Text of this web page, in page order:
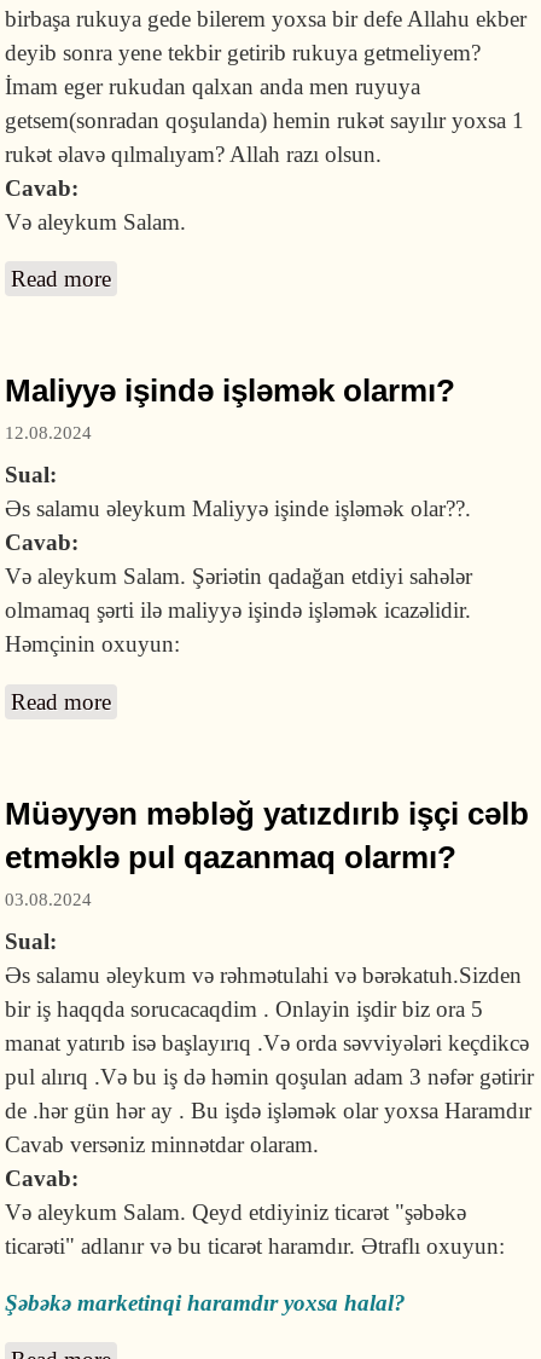
birbaşa rukuya gede bilerem yoxsa bir defe Allahu ekber
deyib sonra yene tekbir getirib rukuya getmeliyem?
İmam eger rukudan qalxan anda men ruyuya
getsem(sonradan qoşulanda) hemin rukət sayılır yoxsa 1
rukət əlavə qılmalıyam? Allah razı olsun.
Cavab:
Və aleykum Salam.
Read more
Maliyyə işində işləmək olarmı?
12.08.2024
Sual:
Əs salamu əleykum Maliyyə işinde işləmək olar??.
Cavab:
Və aleykum Salam. Şəriətin qadağan etdiyi sahələr
olmamaq şərti ilə maliyyə işində işləmək icazəlidir.
Həmçinin oxuyun:
Read more
Müəyyən məbləğ yatızdırıb işçi cəlb
etməklə pul qazanmaq olarmı?
03.08.2024
Sual:
Əs salamu əleykum və rəhmətulahi və bərəkatuh.Sizden
bir iş haqqda sorucacaqdim . Onlayin işdir biz ora 5
manat yatırıb isə başlayırıq .Və orda səvviyələri keçdikcə
pul alırıq .Və bu iş də həmin qoşulan adam 3 nəfər gətirir
de .hər gün hər ay . Bu işdə işləmək olar yoxsa Haramdır
Cavab versəniz minnətdar olaram.
Cavab:
Və aleykum Salam. Qeyd etdiyiniz ticarət "şəbəkə
ticarəti" adlanır və bu ticarət haramdır. Ətraflı oxuyun:
Şəbəkə marketinqi haramdır yoxsa halal?